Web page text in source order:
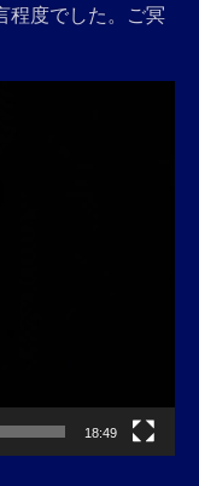
程度でした。ご冥
18:49